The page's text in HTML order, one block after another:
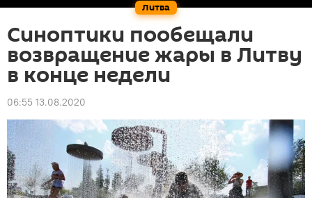
Литва
Синоптики пообещали
возвращение жары в Литву
в конце недели
06:55 13.08.2020